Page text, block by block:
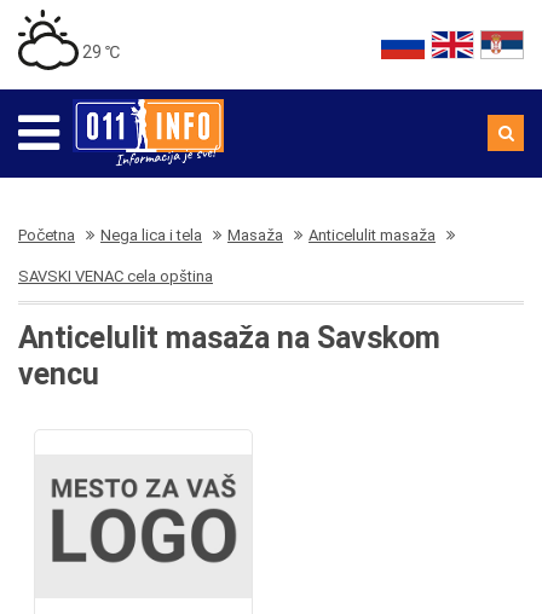
29 ℃
Početna Nega lica i tela Masaža Anticelulit masaža
SAVSKI VENAC cela opština
Anticelulit masaža na Savskom
vencu